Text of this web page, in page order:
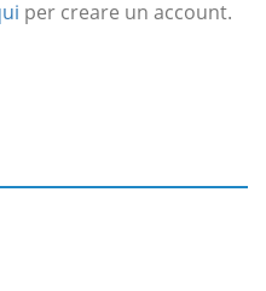
per creare un account.